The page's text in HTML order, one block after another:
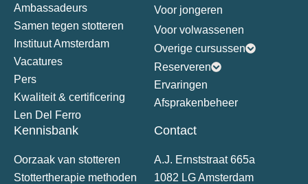
Ambassadeurs
Samen tegen stotteren
Instituut Amsterdam
Vacatures
Pers
Kwaliteit & certificering
Len Del Ferro
Voor jongeren
Voor volwassenen
Overige cursussen
Reserveren
Ervaringen
Afsprakenbeheer
Kennisbank
Oorzaak van stotteren
Stottertherapie methoden
Contact
A.J. Ernststraat 665a
1082 LG Amsterdam